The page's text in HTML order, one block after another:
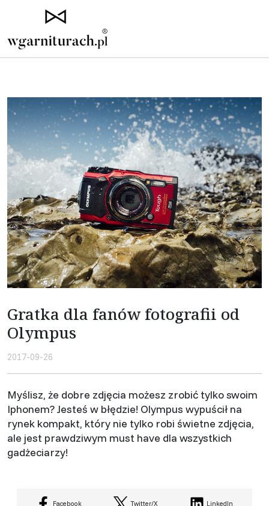
Gratka dla fanów fotografii od
Olympus
2017-09-26
Myślisz, że dobre zdjęcia możesz zrobić tylko swoim
Iphonem? Jesteś w błędzie! Olympus wypuścił na
rynek kompakt, który nie tylko robi świetne zdjęcia,
ale jest prawdziwym must have dla wszystkich
gadżeciarzy!
Facebook Twitter/X LinkedIn